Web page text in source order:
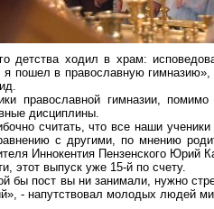
детства ходил в храм:
я пошел в православную гимназию»,
православной гимназии,
дисциплины.
считать, что все наши
с другими, по мнению
Иннокентия Пензенского Юрий
этот выпуск уже 15-й по счету.
бы пост вы ни занимали, нужно
- напутствовал молодых людей